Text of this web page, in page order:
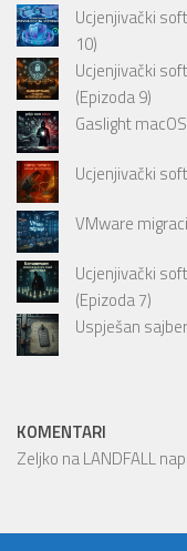
Ucjenjivački
10)
Ucjenjivački
(Epizoda 9)
Gaslight
Ucjenjivački
VMware
Ucjenjivački
(Epizoda 7)
Uspješan
KOMENTARI
Zeljko naLANDFALL